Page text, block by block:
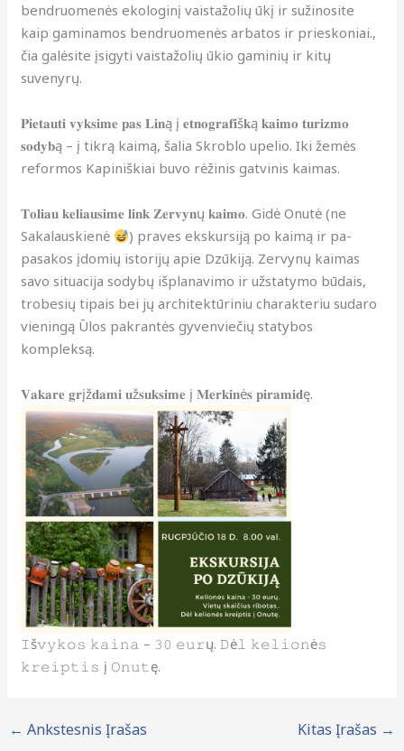
bendruomenės ekologinį vaistažolių ūkį ir sužinosite
kaip gaminamos bendruomenės arbatos ir prieskoniai.,
čia galėsite įsigyti vaistažolių ūkio gaminių ir kitų
suvenyrų.
𝐏𝐢𝐞𝐭𝐚𝐮𝐭𝐢 𝐯𝐲𝐤𝐬𝐢𝐦𝐞 𝐩𝐚𝐬 𝐋𝐢𝐧ą į 𝐞𝐭𝐧𝐨𝐠𝐫𝐚𝐟𝐢š𝐤ą 𝐤𝐚𝐢𝐦𝐨 𝐭𝐮𝐫𝐢𝐳𝐦𝐨
𝐬𝐨𝐝𝐲𝐛ą – į tikrą kaimą, šalia Skroblo upelio. Iki žemės
reformos Kapiniškiai buvo rėžinis gatvinis kaimas.
𝐓𝐨𝐥𝐢𝐚𝐮 𝐤𝐞𝐥𝐢𝐚𝐮𝐬𝐢𝐦𝐞 𝐥𝐢𝐧𝐤 𝐙𝐞𝐫𝐯𝐲𝐧ų 𝐤𝐚𝐢𝐦𝐨. Gidė Onutė (ne
Sakalauskienė
) praves ekskursiją po kaimą ir pa-
pasakos įdomių istorijų apie Dzūkiją. Zervynų kaimas
savo situacija sodybų išplanavimo ir užstatymo būdais,
trobesių tipais bei jų architektūriniu charakteriu sudaro
vieningą Ūlos pakrantės gyvenviečių statybos
kompleksą.
𝐕𝐚𝐤𝐚𝐫𝐞 𝐠𝐫įž𝐝𝐚𝐦𝐢 𝐮ž𝐬𝐮𝐤𝐬𝐢𝐦𝐞 į 𝐌𝐞𝐫𝐤𝐢𝐧ė𝐬 𝐩𝐢𝐫𝐚𝐦𝐢𝐝ę.
𝙸š𝚟𝚢𝚔𝚘𝚜 𝚔𝚊𝚒𝚗𝚊 – 𝟹𝟶 𝚎𝚞𝚛ų. 𝙳ė𝚕 𝚔𝚎𝚕𝚒𝚘𝚗ė𝚜
𝚔𝚛𝚎𝚒𝚙𝚝𝚒𝚜 į 𝙾𝚗𝚞𝚝ę.
← Ankstesnis Įrašas Kitas Įrašas →